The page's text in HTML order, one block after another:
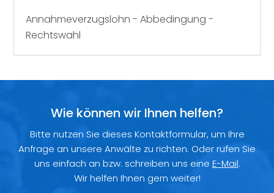
Annahmeverzugslohn - Abbedingung -
Rechtswahl
Wie können wir Ihnen helfen?
Bitte nutzen Sie dieses Kontaktformular, um Ihre
Anfrage an unsere Anwälte zu richten. Oder rufen Sie
uns einfach an bzw. schreiben uns eine E-Mail.
Wir helfen Ihnen gern weiter!